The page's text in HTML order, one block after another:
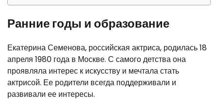
Ранние годы и образование
Екатерина Семенова, российская актриса, родилась 18
апреля 1980 года в Москве. С самого детства она
проявляла интерес к искусству и мечтала стать
актрисой. Ее родители всегда поддерживали и
развивали ее интересы.